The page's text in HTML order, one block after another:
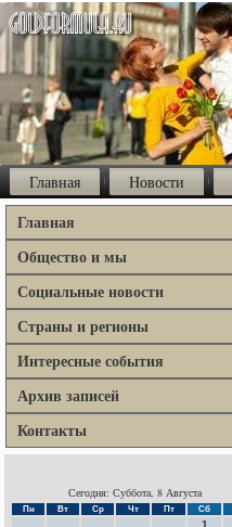
Главная Новости
Главная
Общество и мы
Социальные новости
Страны и регионы
Интересные события
Архив записей
Контакты
Сегодня: Суббота, 8 Августа
Пн Вт Ср Чт Пт Сб
1